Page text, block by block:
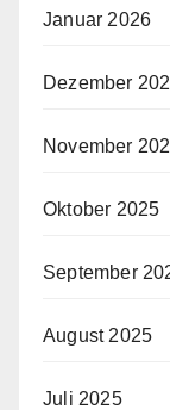
Januar 2026
Dezember
November
Oktober 2025
September
August 2025
Juli 2025